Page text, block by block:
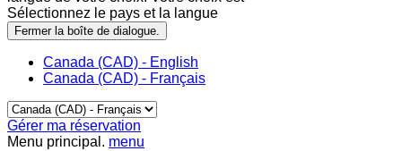
Sélectionnez le pays et la langue
Fermer la boîte de dialogue.
Canada (CAD) - English
Canada (CAD) - Français
Gérer ma réservation
Menu principal. menu